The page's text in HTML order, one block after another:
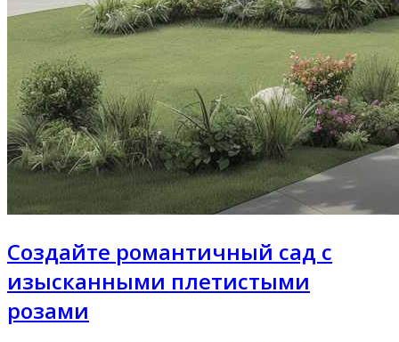
Создайте романтичный сад с
изысканными плетистыми
розами